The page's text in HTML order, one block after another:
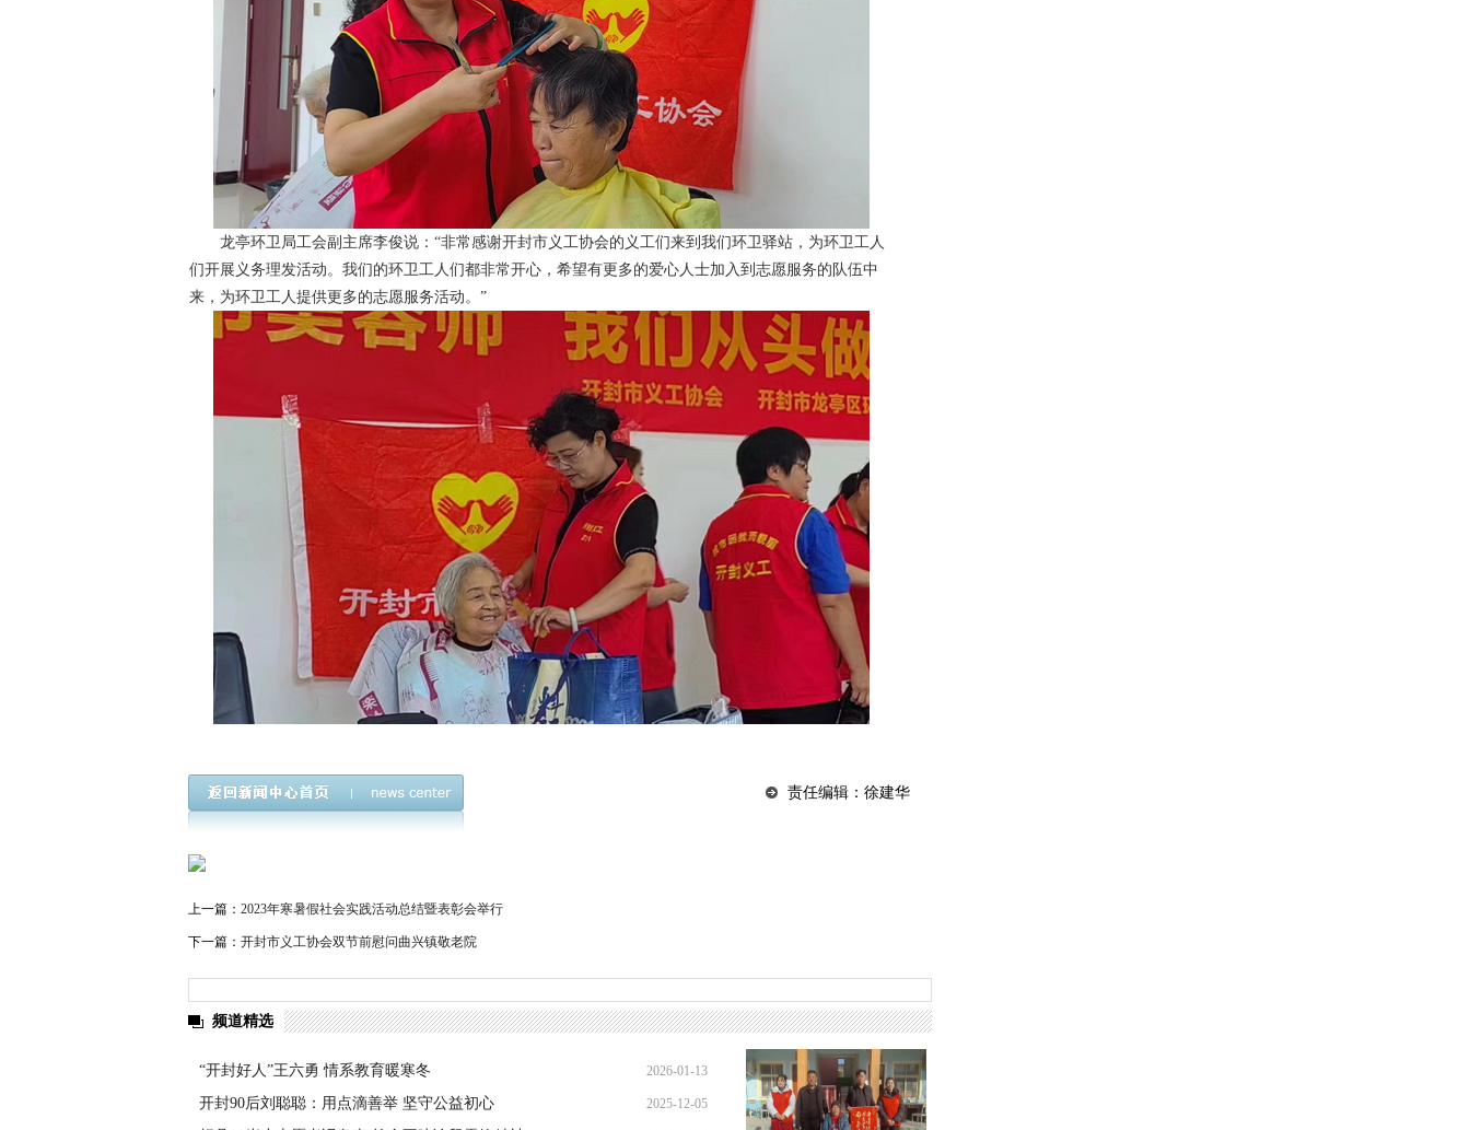
龙亭环卫局工会副主席李俊说：“非常感谢开封市义工协会的义工们来到我们环卫驿站，为环卫工人
们开展义务理发活动。我们的环卫工人们都非常开心，希望有更多的爱心人士加入到志愿服务的队伍中
来，为环卫工人提供更多的志愿服务活动。”
责任编辑：徐建华
上一篇： 2023年寒暑假社会实践活动总结暨表彰会举行
下一篇： 开封市义工协会双节前慰问曲兴镇敬老院
频道精选
“开封好人”王六勇 情系教育暖寒冬 2026-01-13
21:31:49
开封90后刘聪聪：用点滴善举 坚守公益初心 2025-12-05